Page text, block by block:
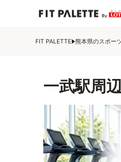
FIT PALETTE 熊本県のスポー
一武駅周